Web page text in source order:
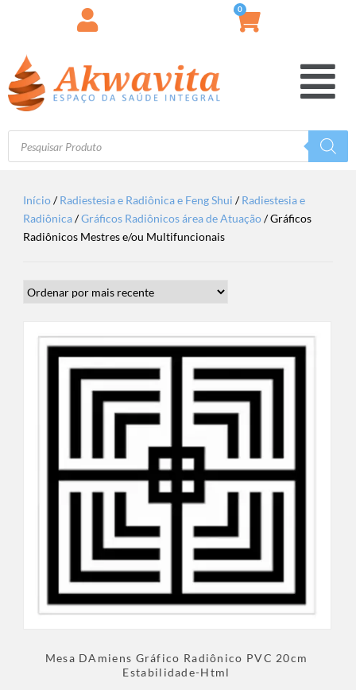
0
Início/Radiestesia e Radiônica e Feng Shui /Radiestesia e
Radiônica/Gráficos Radiônicos área de Atuação/ Gráficos
Radiônicos Mestres e/ou Multifuncionais
Mesa DAmiens Gráfico Radiônico PVC 20cm
Estabilidade-Html